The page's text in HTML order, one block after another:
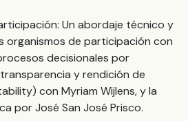
Un abordaje técnico y
organismos de participación con
decisionales por
y rendición de
con Myriam Wijlens, y la
por José San José Prisco.